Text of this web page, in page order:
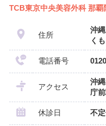
TCB東京中央美容外科 那覇
住所
沖
く
電話番号
アクセス
沖
庁
休診日 不